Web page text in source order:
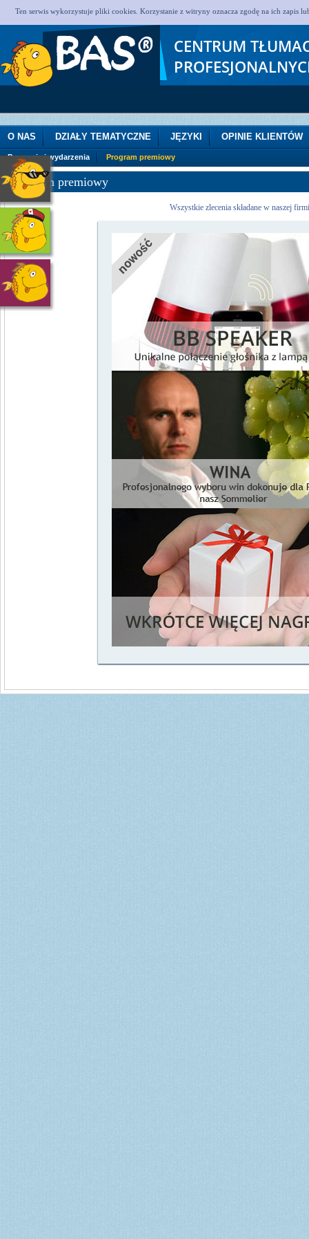
CENTRUM
O NAS DZIAŁY TEMATYCZNE JĘZYKI OPINIE KLIENTÓW
Promocje i wydarzenia Program premiowy
Program premiowy
Wszystkie zlecenia składane w naszej
Ten serwis wykorzystuje pliki cookies. Korzystanie z witryny oznacza zgodę na ich